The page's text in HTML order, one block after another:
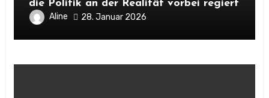
die Politik an der Realität vorbei regiert
Aline 28. Januar 2026